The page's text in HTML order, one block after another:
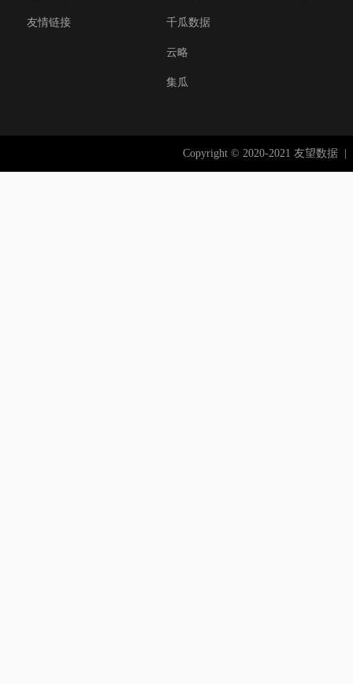
友情链接 千瓜数据
云略
集瓜
Copyright © 2020-2021 友望数据